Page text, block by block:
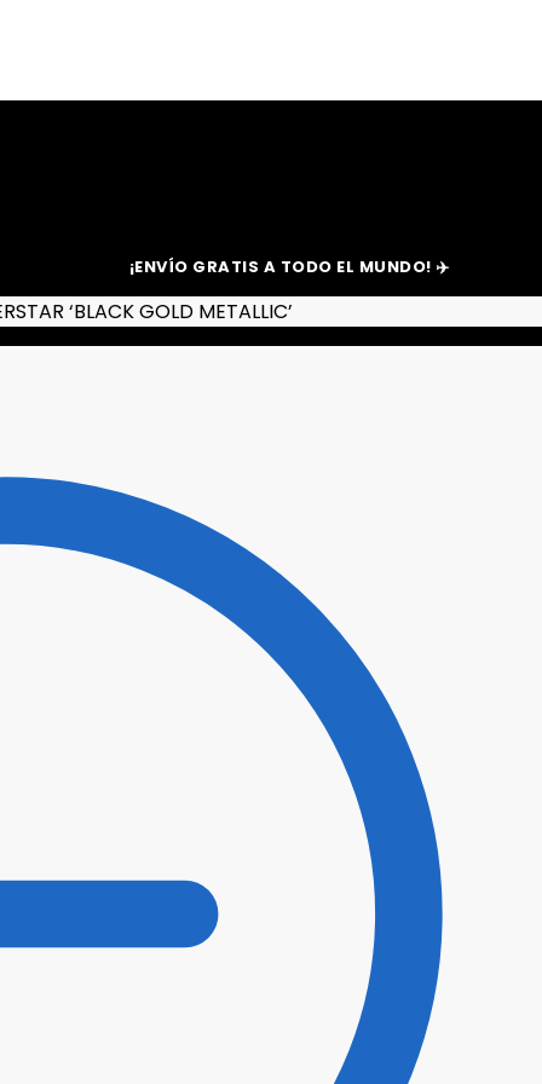
¡ENVÍO GRATIS A TODO EL MUNDO! ✈️
‘BLACK GOLD METALLIC’